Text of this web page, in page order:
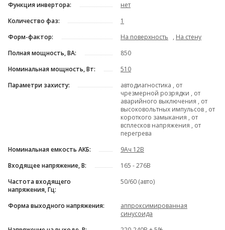
Функция инвертора:
нет
Количество фаз:
1
Форм-фактор:
На поверхность , На стену
Полная мощность, ВА:
850
Номинальная мощность, Вт:
510
Параметри захисту:
автодиагностика , от
чрезмерной розрядки , от
аварийного выключения , от
высоковольтных импульсов , от
короткого замыкания , от
всплесков напряжения , от
перегрева
Номинальная емкость АКБ:
9Ач 12В
Входящее напряжение, В:
165 - 276В
Частота входящего
напряжения, Гц:
50/60 (авто)
Форма выходного напряжения:
аппроксимированная
синусоида